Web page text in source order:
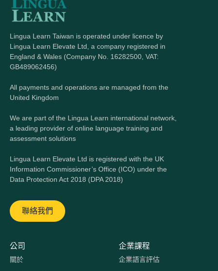
Lingua Learn Taiwan is operated under licence by
Lingua Learn Elevate Ltd, a company registered in
England & Wales (Company No. 16282500, VAT:
GB489062456)
All payments and operations are managed from the
United Kingdom
We are part of the Lingua Learn international network,
a leading provider of online language training and
assessment solutions
Lingua Learn Elevate Ltd is registered with the UK
Information Commissioner’s Office (ICO) under the
Data Protection Act 2018 (DPA 2018)
聯絡我們
公司
關於
企業課程
企業語言評估